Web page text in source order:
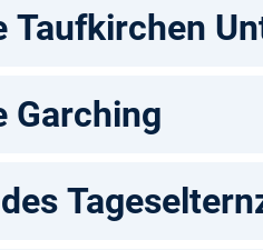
Garching